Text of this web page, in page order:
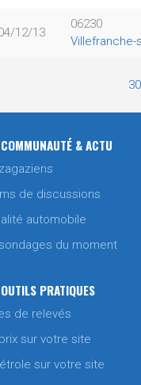
12/13
06230
Villefranche-
COMMUNAUTÉ & ACTU
de discussions
automobile
du moment
OUTILS PRATIQUES
de relevés
sur votre site
sur votre site